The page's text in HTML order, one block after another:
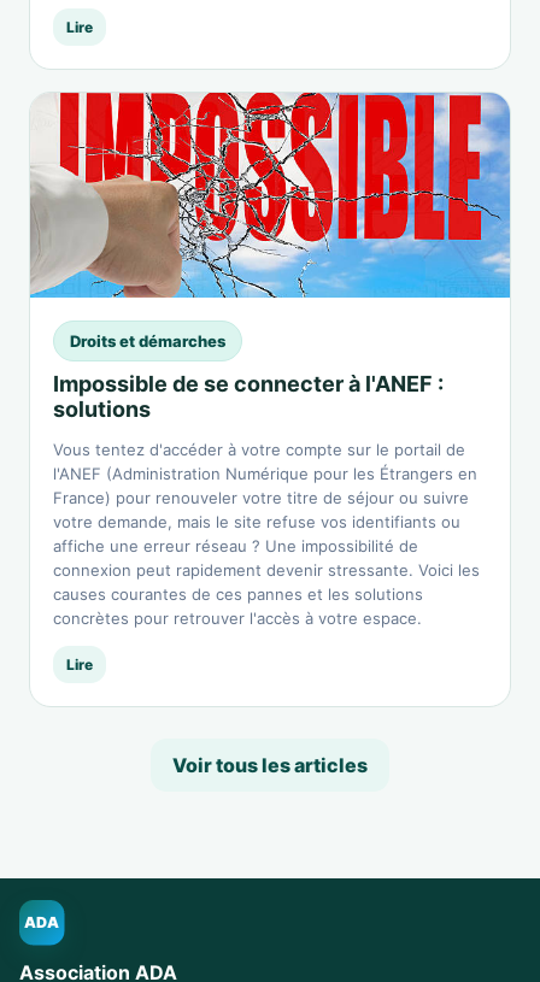
Lire
Droits et démarches
Impossible de se connecter à l'ANEF :
solutions
Vous tentez d'accéder à votre compte sur le portail de
l'ANEF (Administration Numérique pour les Étrangers en
France) pour renouveler votre titre de séjour ou suivre
votre demande, mais le site refuse vos identifiants ou
affiche une erreur réseau ? Une impossibilité de
connexion peut rapidement devenir stressante. Voici les
causes courantes de ces pannes et les solutions
concrètes pour retrouver l'accès à votre espace.
Lire
Voir tous les articles
ADA
Association ADA